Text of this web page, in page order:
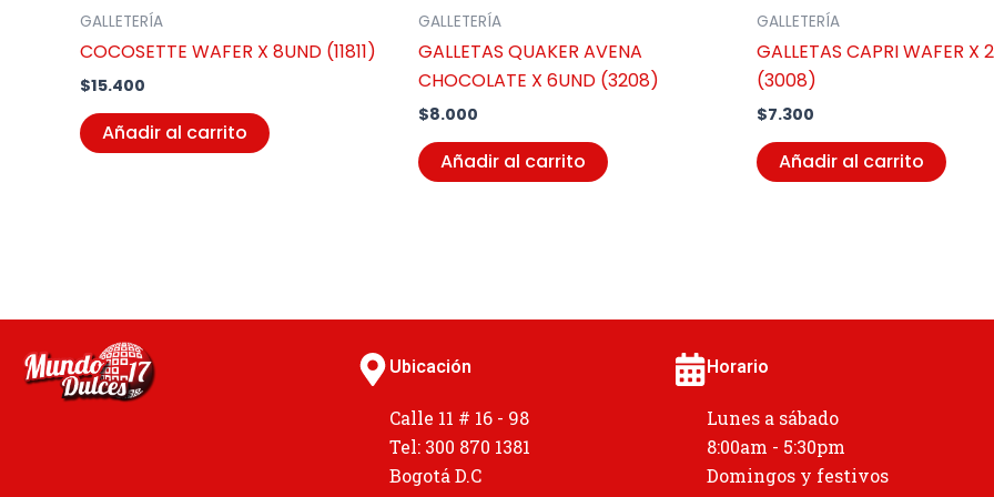
GALLETERÍA
COCOSETTE WAFER X 8UND (11811)
$15.400
Añadir al carrito
GALLETERÍA
GALLETAS QUAKER AVENA
CHOCOLATE X 6UND (3208)
$8.000
Añadir al carrito
GALLETERÍA
GALLETAS CAPRI WAFER X
(3008)
$7.300
Añadir al carrito
Ubicación
Calle 11 # 16 - 98
Tel: 300 870 1381
Bogotá D.C
Horario
Lunes a sábado
8:00am - 5:30pm
Domingos y festivos